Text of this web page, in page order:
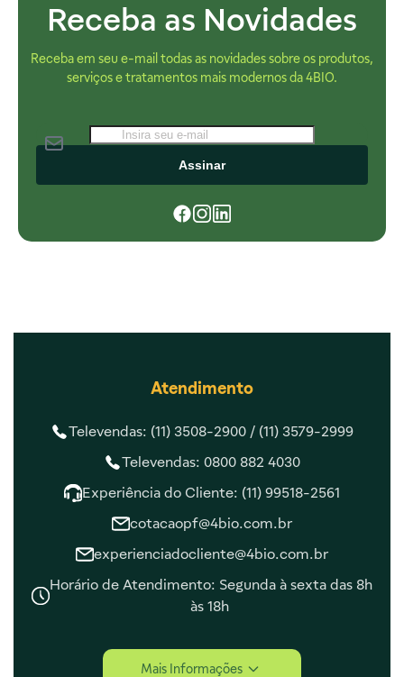
Receba as Novidades
Receba em seu e-mail todas as novidades sobre os produtos,
serviços e tratamentos mais modernos da 4BIO.
Assinar
Atendimento
Televendas: (11) 3508-2900 / (11) 3579-2999
Televendas: 0800 882 4030
Experiência do Cliente: (11) 99518-2561
cotacaopf@4bio.com.br
experienciadocliente@4bio.com.br
Horário de Atendimento: Segunda à sexta das 8h
às 18h
Central de Ajuda
Mais Informações